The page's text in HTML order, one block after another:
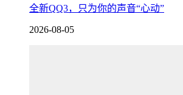
全新QQ3，只为你的声音“心动”
2026-08-05